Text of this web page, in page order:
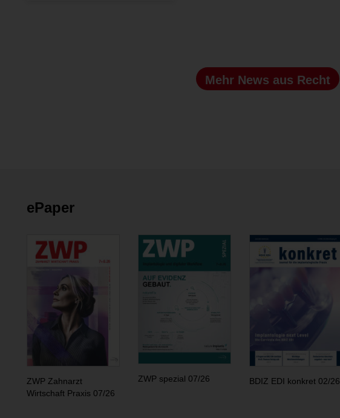
Mehr News aus Recht
ePaper
ZWP Zahnarzt
Wirtschaft Praxis 07/26
ZWP spezial 07/26 BDIZ EDI konkret 02/26